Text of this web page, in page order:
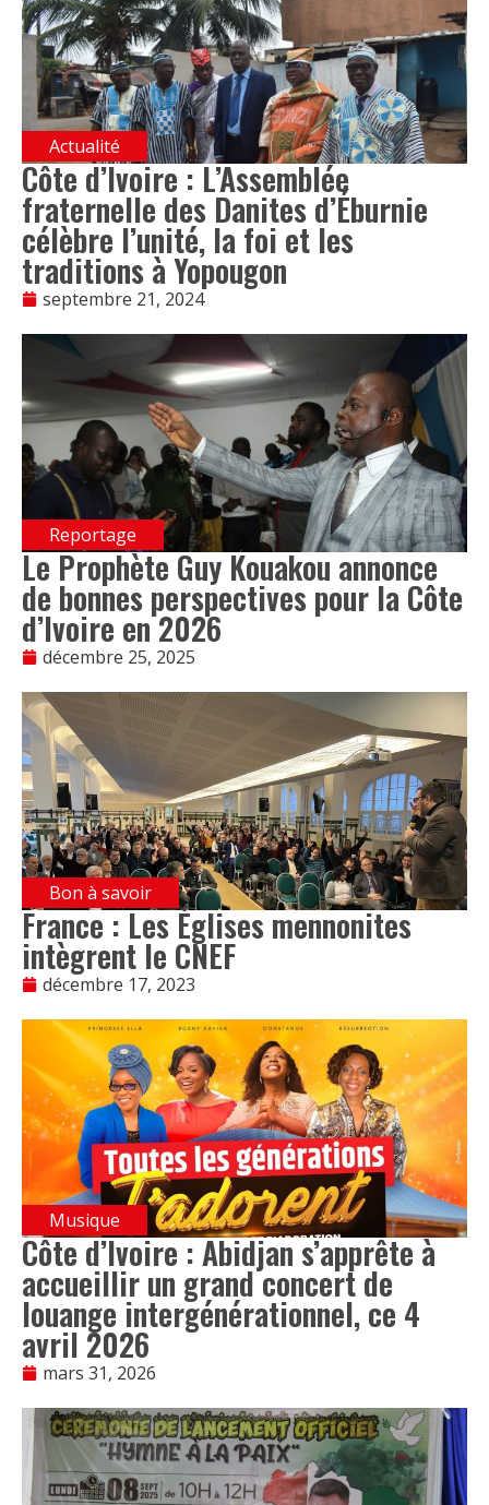
Actualité
Côte d’Ivoire : L’Assemblée
fraternelle des Danites d’Éburnie
célèbre l’unité, la foi et les
traditions à Yopougon
septembre 21, 2024
Reportage
Le Prophète Guy Kouakou annonce
de bonnes perspectives pour la Côte
d’Ivoire en 2026
décembre 25, 2025
Bon à savoir
France : Les Églises mennonites
intègrent le CNEF
décembre 17, 2023
Musique
Côte d’Ivoire : Abidjan s’apprête à
accueillir un grand concert de
louange intergénérationnel, ce 4
avril 2026
mars 31, 2026